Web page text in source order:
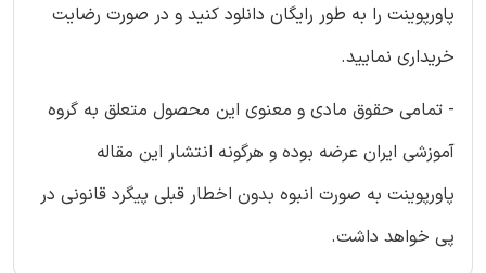
پاورپوینت را به طور رایگان دانلود کنید و در صورت رضایت
خریداری نمایید.
- تمامی حقوق مادی و معنوی این محصول متعلق به گروه
آموزشی ایران عرضه بوده و هرگونه انتشار این مقاله
پاورپوینت به صورت انبوه بدون اخطار قبلی پیگرد قانونی در
پی خواهد داشت.